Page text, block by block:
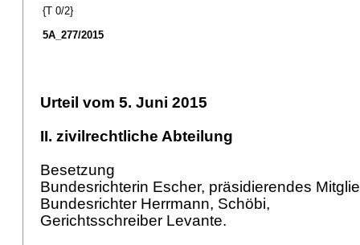
{T 0/2}
5A_277/2015
Urteil vom 5. Juni 2015
II. zivilrechtliche Abteilung
Besetzung
Bundesrichterin Escher, präsidierendes
Bundesrichter Herrmann, Schöbi,
Gerichtsschreiber Levante.